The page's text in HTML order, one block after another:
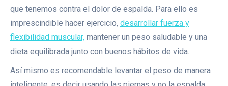
que tenemos contra el dolor de espalda. Para ello es
imprescindible hacer ejercicio, desarrollar fuerza y
flexibilidad muscular, mantener un peso saludable y una
dieta equilibrada junto con buenos hábitos de vida.
Así mismo es recomendable levantar el peso de manera